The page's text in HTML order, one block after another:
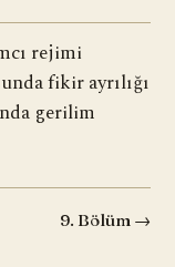
rejimi
fikir ayrılığı
gerilim
9. Bölüm →